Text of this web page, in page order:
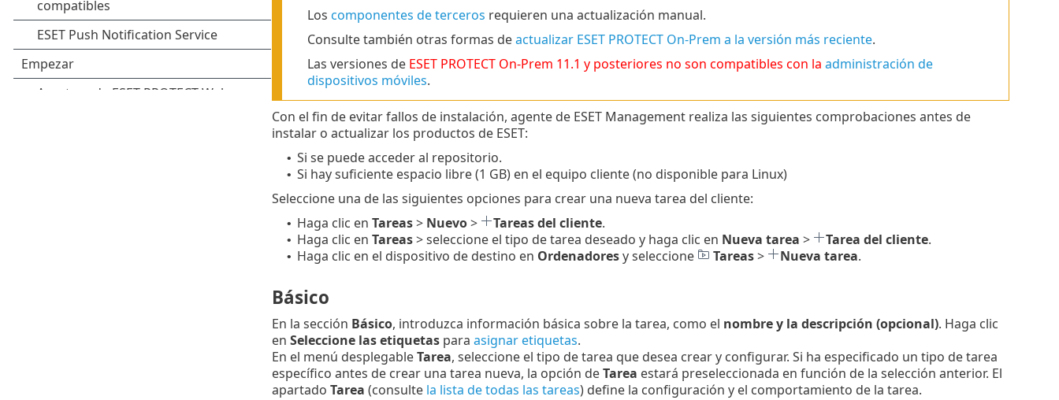
Los componentes de terceros requieren una actualización manual.
Consulte también otras formas deactualizar ESET PROTECT On-Prem a la versión más reciente.
Las versiones de ESET PROTECT On-Prem 11.1 y posteriores no son compatibles con la administración de
dispositivos móviles.
Con el fin de evitar fallos de instalación, agente de ESET Management realiza las siguientes comprobaciones antes de
instalar o actualizar los productos de ESET:
• Si se puede acceder al repositorio.
• Si hay suficiente espacio libre (1 GB) en el equipo cliente (no disponible para Linux)
Seleccione una de las siguientes opciones para crear una nueva tarea del cliente:
• Haga clic en Tareas> Nuevo> Tareas del cliente.
• Haga clic en Tareas> seleccione el tipo de tarea deseado y haga clic en Nueva tarea > Tarea del cliente.
• Haga clic en el dispositivo de destino en Ordenadoresy seleccione Tareas> Nueva tarea.
Básico
En la sección Básico, introduzca información básica sobre la tarea, como el nombre y la descripción (opcional). Haga clic
en Seleccione las etiquetaspara asignar etiquetas.
En el menú desplegableTarea, seleccione el tipo de tarea que desea crear y configurar. Si ha especificado un tipo de tarea
específico antes de crear una tarea nueva, la opción deTarea estará preseleccionada en función de la selección anterior. El
apartado Tarea (consulte la lista de todas las tareas) define la configuración y el comportamiento de la tarea.